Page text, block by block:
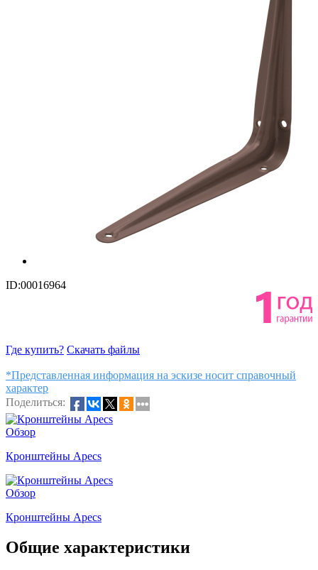
ID:00016964
Где купить? Скачать файлы
*Представленная информация на эскизе носит справочный
характер
Поделиться:
Обзор
Кронштейны Apecs
Обзор
Кронштейны Apecs
Общие характеристики